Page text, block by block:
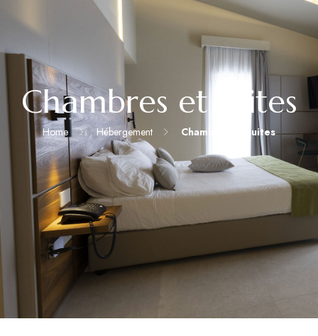
Chambres et suites
Home Hébergement Chambres et suites